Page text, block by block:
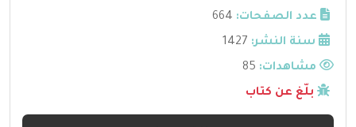
عدد الصفحات: 664
سنة النشر: 1427
مشاهدات:
بلّغ عن كتاب